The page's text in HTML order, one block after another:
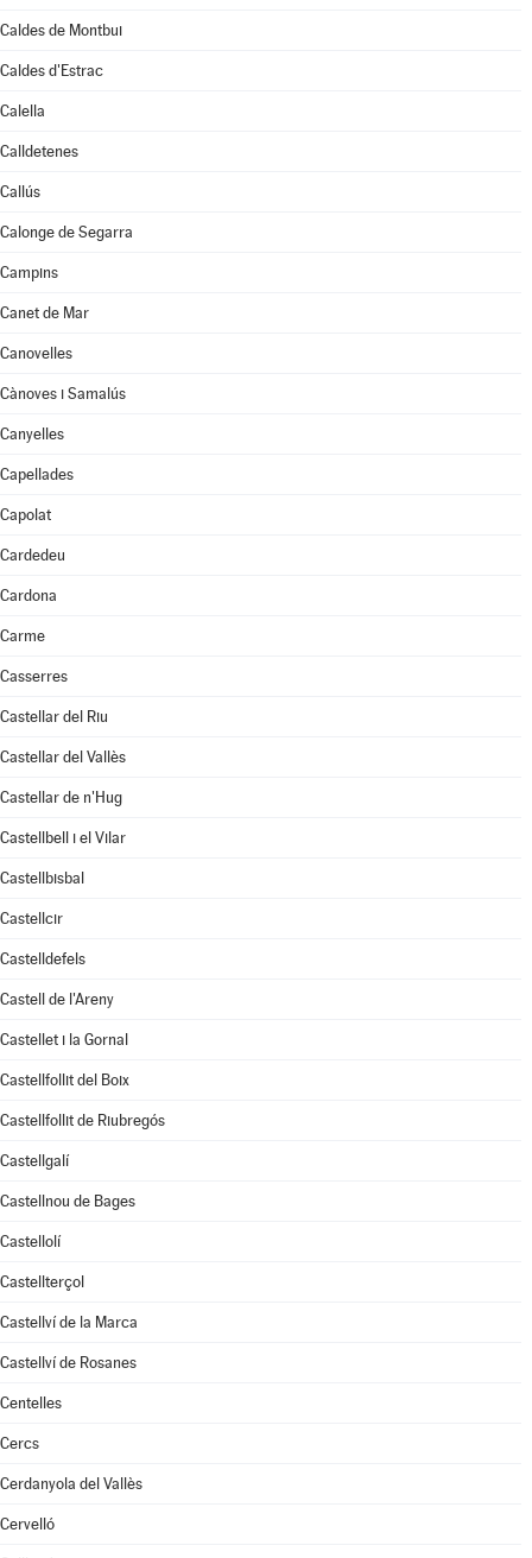
Caldes de Montbui
Caldes d'Estrac
Calella
Calldetenes
Callús
Calonge de Segarra
Campins
Canet de Mar
Canovelles
Cànoves i Samalús
Canyelles
Capellades
Capolat
Cardedeu
Cardona
Carme
Casserres
Castellar del Riu
Castellar del Vallès
Castellar de n'Hug
Castellbell i el Vilar
Castellbisbal
Castellcir
Castelldefels
Castell de l'Areny
Castellet i la Gornal
Castellfollit del Boix
Castellfollit de Riubregós
Castellgalí
Castellnou de Bages
Castellolí
Castellterçol
Castellví de la Marca
Castellví de Rosanes
Centelles
Cercs
Cerdanyola del Vallès
Cervelló